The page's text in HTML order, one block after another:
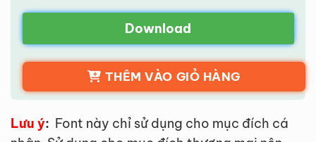
Download
THÊM VÀO GIỎ HÀNG
Lưu ý: Font này chỉ sử dụng cho mục đích cá